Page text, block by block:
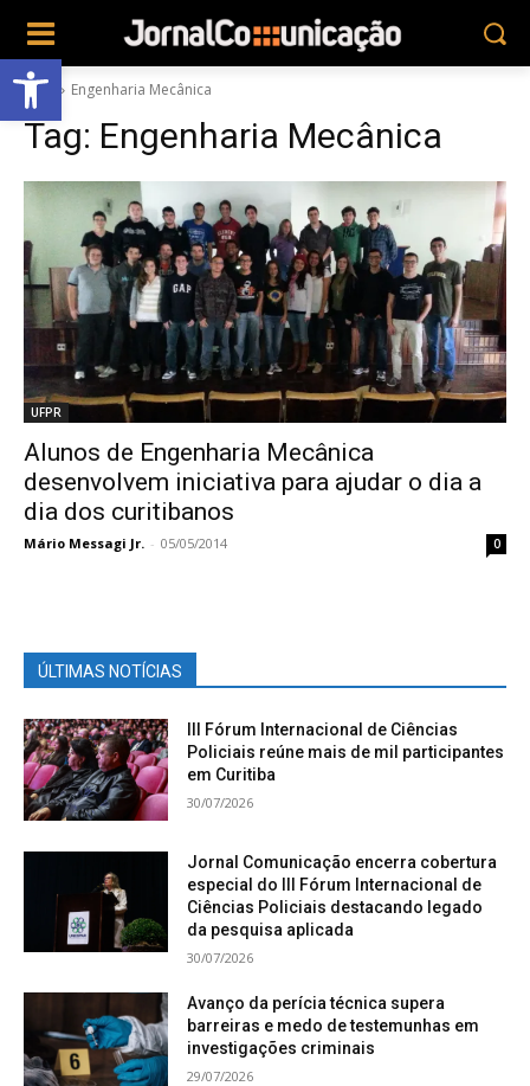
Abrir a barra de ferramentas
Tags Engenharia Mecânica
Tag: Engenharia Mecânica
UFPR
Alunos de Engenharia Mecânica
desenvolvem iniciativa para ajudar o dia a
dia dos curitibanos
Mário Messagi Jr. - 05/05/2014 0
ÚLTIMAS NOTÍCIAS
III Fórum Internacional de Ciências
Policiais reúne mais de mil participantes
em Curitiba
30/07/2026
Jornal Comunicação encerra cobertura
especial do III Fórum Internacional de
Ciências Policiais destacando legado
da pesquisa aplicada
30/07/2026
Avanço da perícia técnica supera
barreiras e medo de testemunhas em
investigações criminais
29/07/2026